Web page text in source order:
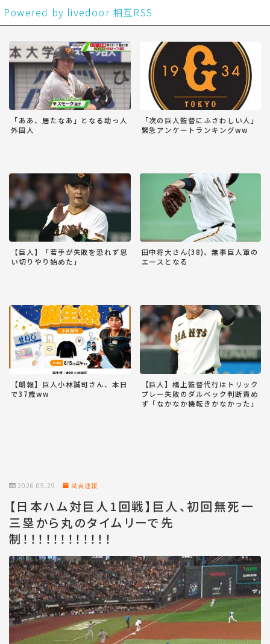
Powered by livedoor 相互RSS
「ああ、居たなあ」となる助っ人
外国人
「次の巨人監督にふさわしい人」
緊急アンケートランキングww
【巨人】「若手が失敗を恐れず思
い切りやり始めた」
田中将大さん(38)、無事巨人軍の
エースとなる
【朗報】巨人小林誠司さん、本日
で37歳ww
【巨人】橋上監督代行はトリック
プレー失敗のダルベック判断責め
ず「なかなか機転きかなかった」
2026.05.29 試合速報
【日本ハム対巨人1回戦】巨人、初回無死一
三塁から丸のタイムリーで先
制！！！！！！！！！！！！